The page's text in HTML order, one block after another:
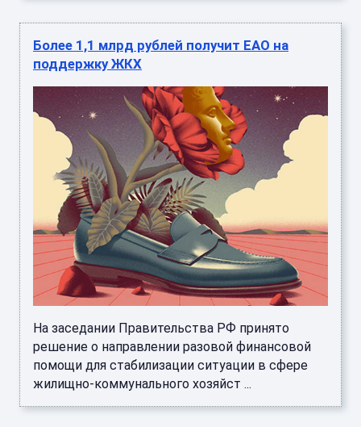
Более 1,1 млрд рублей получит ЕАО на
поддержку ЖКХ
На заседании Правительства РФ принято
решение о направлении разовой финансовой
помощи для стабилизации ситуации в сфере
жилищно-коммунального хозяйст ...